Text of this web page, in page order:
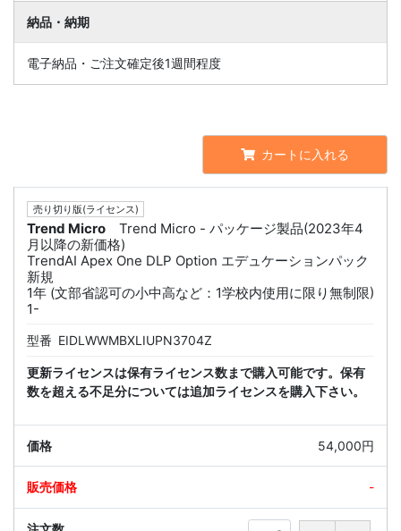
納品・納期
電子納品・ご注文確定後1週間程度
カートに入れる
売り切り版(ライセンス)
Trend Micro
Trend Micro - パッケージ製品(2023年4
月以降の新価格)
TrendAI Apex One DLP Option エデュケーションパック
新規
1年 (文部省認可の小中高など：1学校内使用に限り無制限)
1-
型番 EIDLWWMBXLIUPN3704Z
更新ライセンスは保有ライセンス数まで購入可能です。保有
数を超える不足分については追加ライセンスを購入下さい。
54,000円
-